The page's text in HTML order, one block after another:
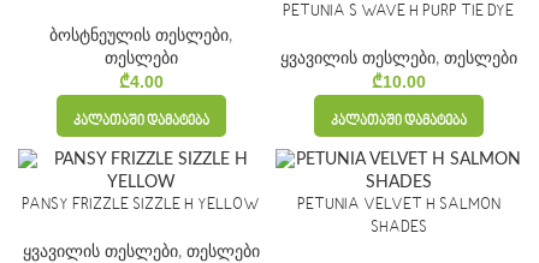
ბოსტნეულის თესლები,
თესლები
₾4.00
ᲙᲐᲚᲐᲗᲐᲨᲘ ᲓᲐᲛᲐᲢᲔᲑᲐ
PETUNIA S WAVE H PURP TIE DYE
ყვავილის თესლები, თესლები
₾10.00
ᲙᲐᲚᲐᲗᲐᲨᲘ ᲓᲐᲛᲐᲢᲔᲑᲐ
PANSY FRIZZLE SIZZLE H YELLOW
ყვავილის თესლები, თესლები
PETUNIA VELVET H SALMON
SHADES